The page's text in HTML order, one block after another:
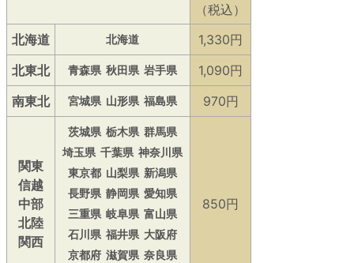
（税込）
北海道
北海道
1,330円
北東北
青森県 秋田県 岩手県
1,090円
南東北
宮城県 山形県 福島県 970円
関東
信越
中部
北陸
関西
茨城県 栃木県 群馬県
埼玉県 千葉県 神奈川県
東京都 山梨県 新潟県
長野県 静岡県 愛知県
三重県 岐阜県 富山県
石川県 福井県 大阪府
京都府 滋賀県 奈良県
850円